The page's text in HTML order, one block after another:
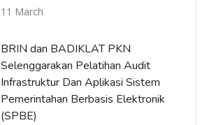
11 March
BRIN dan BADIKLAT PKN
Selenggarakan Pelatihan Audit
Infrastruktur Dan Aplikasi Sistem
Pemerintahan Berbasis Elektronik
(SPBE)